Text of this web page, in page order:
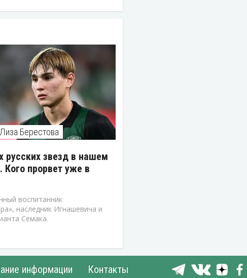
Лиза Берестова
русских звезд в нашем
Кого прорвет уже в
воспитанник
наследник Игнашевича и
Семака.
информации Контакты